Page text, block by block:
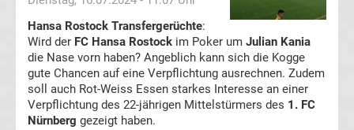
Transfergerüchte
Eintracht
Frankfurt
Hansa Rostock Transfergerüchte:
Wird der FC Hansa Rostock im Poker um Julian Kania
die Nase vorn haben? Angeblich kann sich die Kogge
gute Chancen auf eine Verpflichtung ausrechnen. Zudem
soll auch Rot-Weiss Essen starkes Interesse an einer
Verpflichtung des 22-jährigen Mittelstürmers des 1. FC
Nürnberg gezeigt haben.